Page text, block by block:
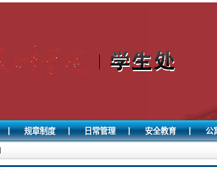
| 规章制度 | 日常管理 | 安全教育 | 公